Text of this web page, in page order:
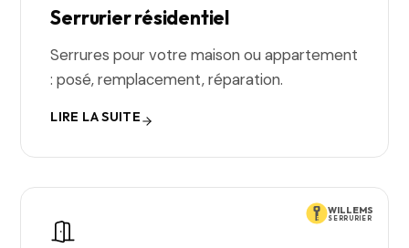
Serrurier résidentiel
Serrures pour votre maison ou appartement
: posé, remplacement, réparation.
LIRE LA SUITE
WILLEMS
SERRURIER